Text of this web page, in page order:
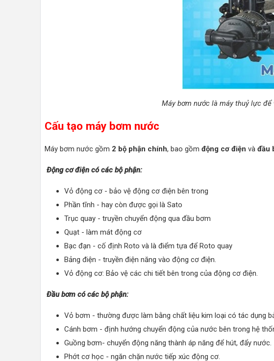
Máy bơm nước là máy thuỷ lực
Cấu tạo máy bơm nước
Máy bơm nước gồm 2 bộ phận chính, bao gồm động cơ điện và đầu
Động cơ điện có các bộ phận:
Vỏ động cơ - bảo vệ động cơ điện bên trong
Phần tĩnh - hay còn được gọi là Sato
Trục quay - truyền chuyển động qua đầu bơm
Quạt - làm mát động cơ
Bạc đạn - cố định Roto và là điểm tựa để Roto quay
Bảng điện - truyền điện năng vào động cơ điện.
Vỏ động cơ: Bảo vệ các chi tiết bên trong của động cơ điện.
Đầu bơm có các bộ phận:
Vỏ bơm - thường được làm bằng chất liệu kim loại có tác dụng
Cánh bơm - định hướng chuyển động của nước bên trong hệ
Guồng bơm- chuyển động năng thành áp năng để hút, đẩy nước.
Phớt cơ học - ngăn chặn nước tiếp xúc động cơ.